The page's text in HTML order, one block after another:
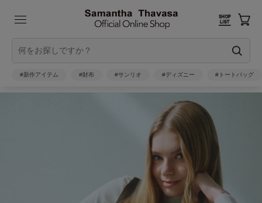
#新作アイテム #財布 #サンリオ #ディズニー #トートバッグ